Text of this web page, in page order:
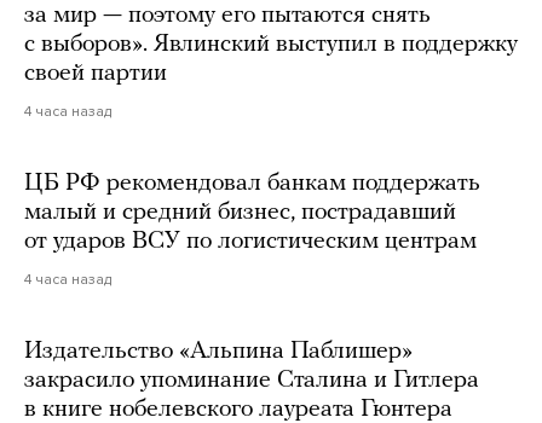
за мир — поэтому его пытаются снять
с выборов». Явлинский выступил в поддержку
своей партии
4 часа назад
ЦБ РФ рекомендовал банкам поддержать
малый и средний бизнес, пострадавший
от ударов ВСУ по логистическим центрам
4 часа назад
Издательство «Альпина Паблишер»
закрасило упоминание Сталина и Гитлера
в книге нобелевского лауреата Гюнтера